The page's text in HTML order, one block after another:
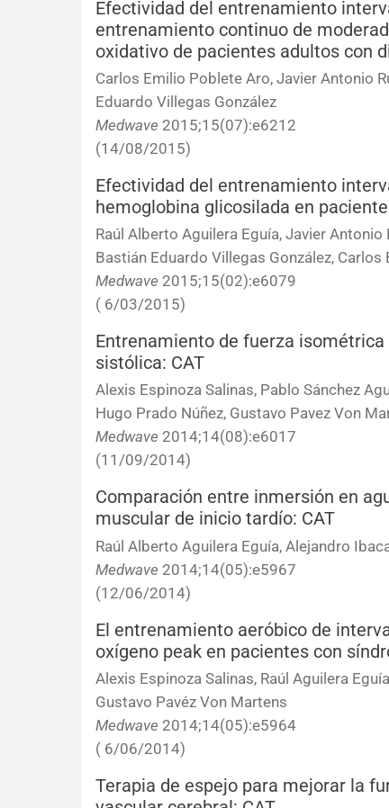
Efectividad del entrenamiento
entrenamiento continuo de
oxidativo de pacientes adultos con
Carlos Emilio Poblete Aro, Javier Antonio
Eduardo Villegas González
Medwave 2015;15(07):e6212
(14/08/2015)
Efectividad del entrenamiento
hemoglobina glicosilada en
Raúl Alberto Aguilera Eguía, Javier
Bastián Eduardo Villegas González,
Medwave 2015;15(02):e6079
( 6/03/2015)
Entrenamiento de fuerza
sistólica: CAT
Alexis Espinoza Salinas, Pablo Sánchez
Hugo Prado Núñez, Gustavo Pavez Von
Medwave 2014;14(08):e6017
(11/09/2014)
Comparación entre inmersión en
muscular de inicio tardío: CAT
Raúl Alberto Aguilera Eguía, Alejandro
Medwave 2014;14(05):e5967
(12/06/2014)
El entrenamiento aeróbico de
oxígeno peak en pacientes con
Alexis Espinoza Salinas, Raúl Aguilera
Gustavo Pavéz Von Martens
Medwave 2014;14(05):e5964
( 6/06/2014)
Terapia de espejo para mejorar la